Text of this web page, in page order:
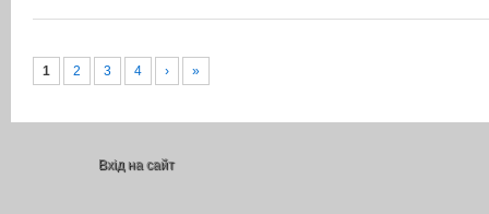
1 2 3 4 › »
Вхід на сайт